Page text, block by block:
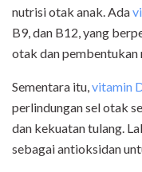
nutrisi otak anak. Ada
B9, dan B12, yang
otak dan
Sementara itu,vitamin
perlindungan sel otak
dan kekuatan tulang.
sebagai antioksidan